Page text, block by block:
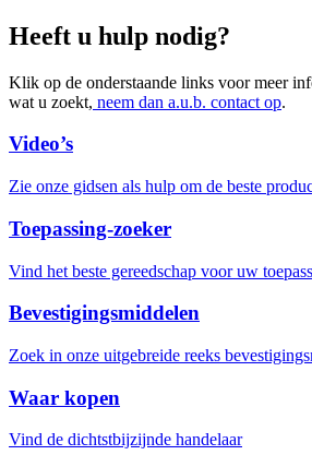
Heeft u hulp nodig?
Klik op de onderstaande links voor meer
wat u zoekt, neem dan a.u.b. contact op.
Video’s
Zie onze gidsen als hulp om de beste
Toepassing-zoeker
Vind het beste gereedschap voor uw
Bevestigingsmiddelen
Zoek in onze uitgebreide reeks
Waar kopen
Vind de dichtstbijzijnde handelaar